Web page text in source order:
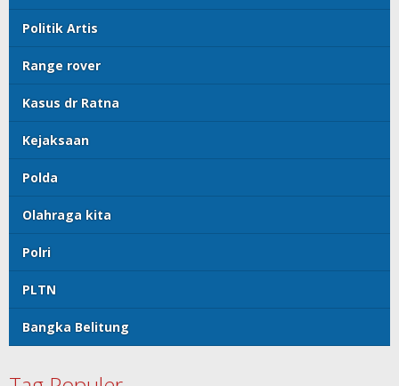
Politik Artis
Range rover
Kasus dr Ratna
Kejaksaan
Polda
Olahraga kita
Polri
PLTN
Bangka Belitung